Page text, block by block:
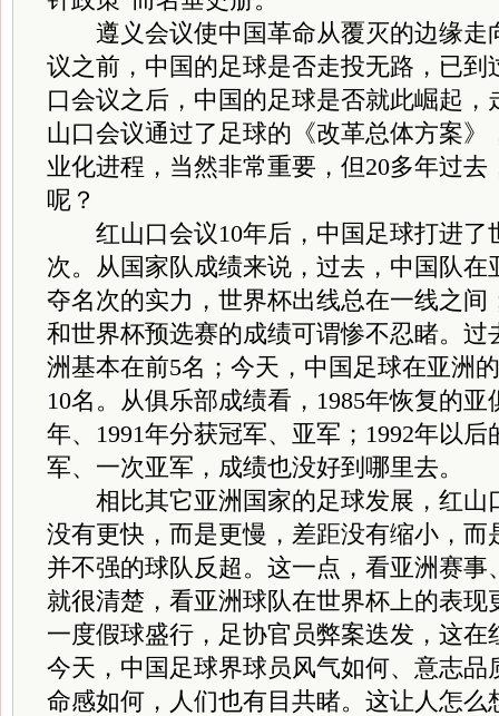
遵义会议使中国革命从覆灭的边缘走
议之前，中国的足球是否走投无路，已到
口会议之后，中国的足球是否就此崛起
山口会议通过了足球的《改革总体方案》
业化进程，当然非常重要，但20多年过
呢？
红山口会议10年后，中国足球打进了
次。从国家队成绩来说，过去，中国队在
夺名次的实力，世界杯出线总在一线之间
和世界杯预选赛的成绩可谓惨不忍睹。过
洲基本在前5名；今天，中国足球在亚洲
10名。从俱乐部成绩看，1985年恢复的亚
年、1991年分获冠军、亚军；1992年以
军、一次亚军，成绩也没好到哪里去。
相比其它亚洲国家的足球发展，红山
没有更快，而是更慢，差距没有缩小，而
并不强的球队反超。这一点，看亚洲赛事
就很清楚，看亚洲球队在世界杯上的表现
一度假球盛行，足协官员弊案迭发，这在
今天，中国足球界球员风气如何、意志品
命感如何，人们也有目共睹。这让人怎么